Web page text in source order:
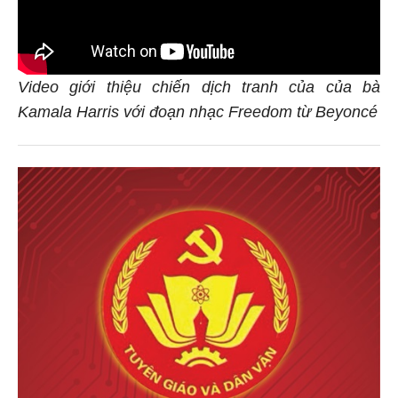
Video giới thiệu chiến dịch tranh của của bà
Kamala Harris với đoạn nhạc Freedom từ Beyoncé